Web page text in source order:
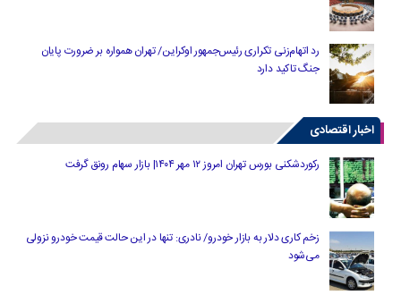
رد اتهام‌زنی تکراری رئیس‌جمهور اوکراین/ تهران همواره بر ضرورت پایان
جنگ تاکید دارد
اخبار اقتصادی
رکوردشکنی بورس تهران امروز ۱۲ مهر ۱۴۰۴| بازار سهام رونق گرفت
زخم کاری دلار به بازار خودرو/ نادری: تنها در این حالت قیمت خودرو نزولی
می‌شود